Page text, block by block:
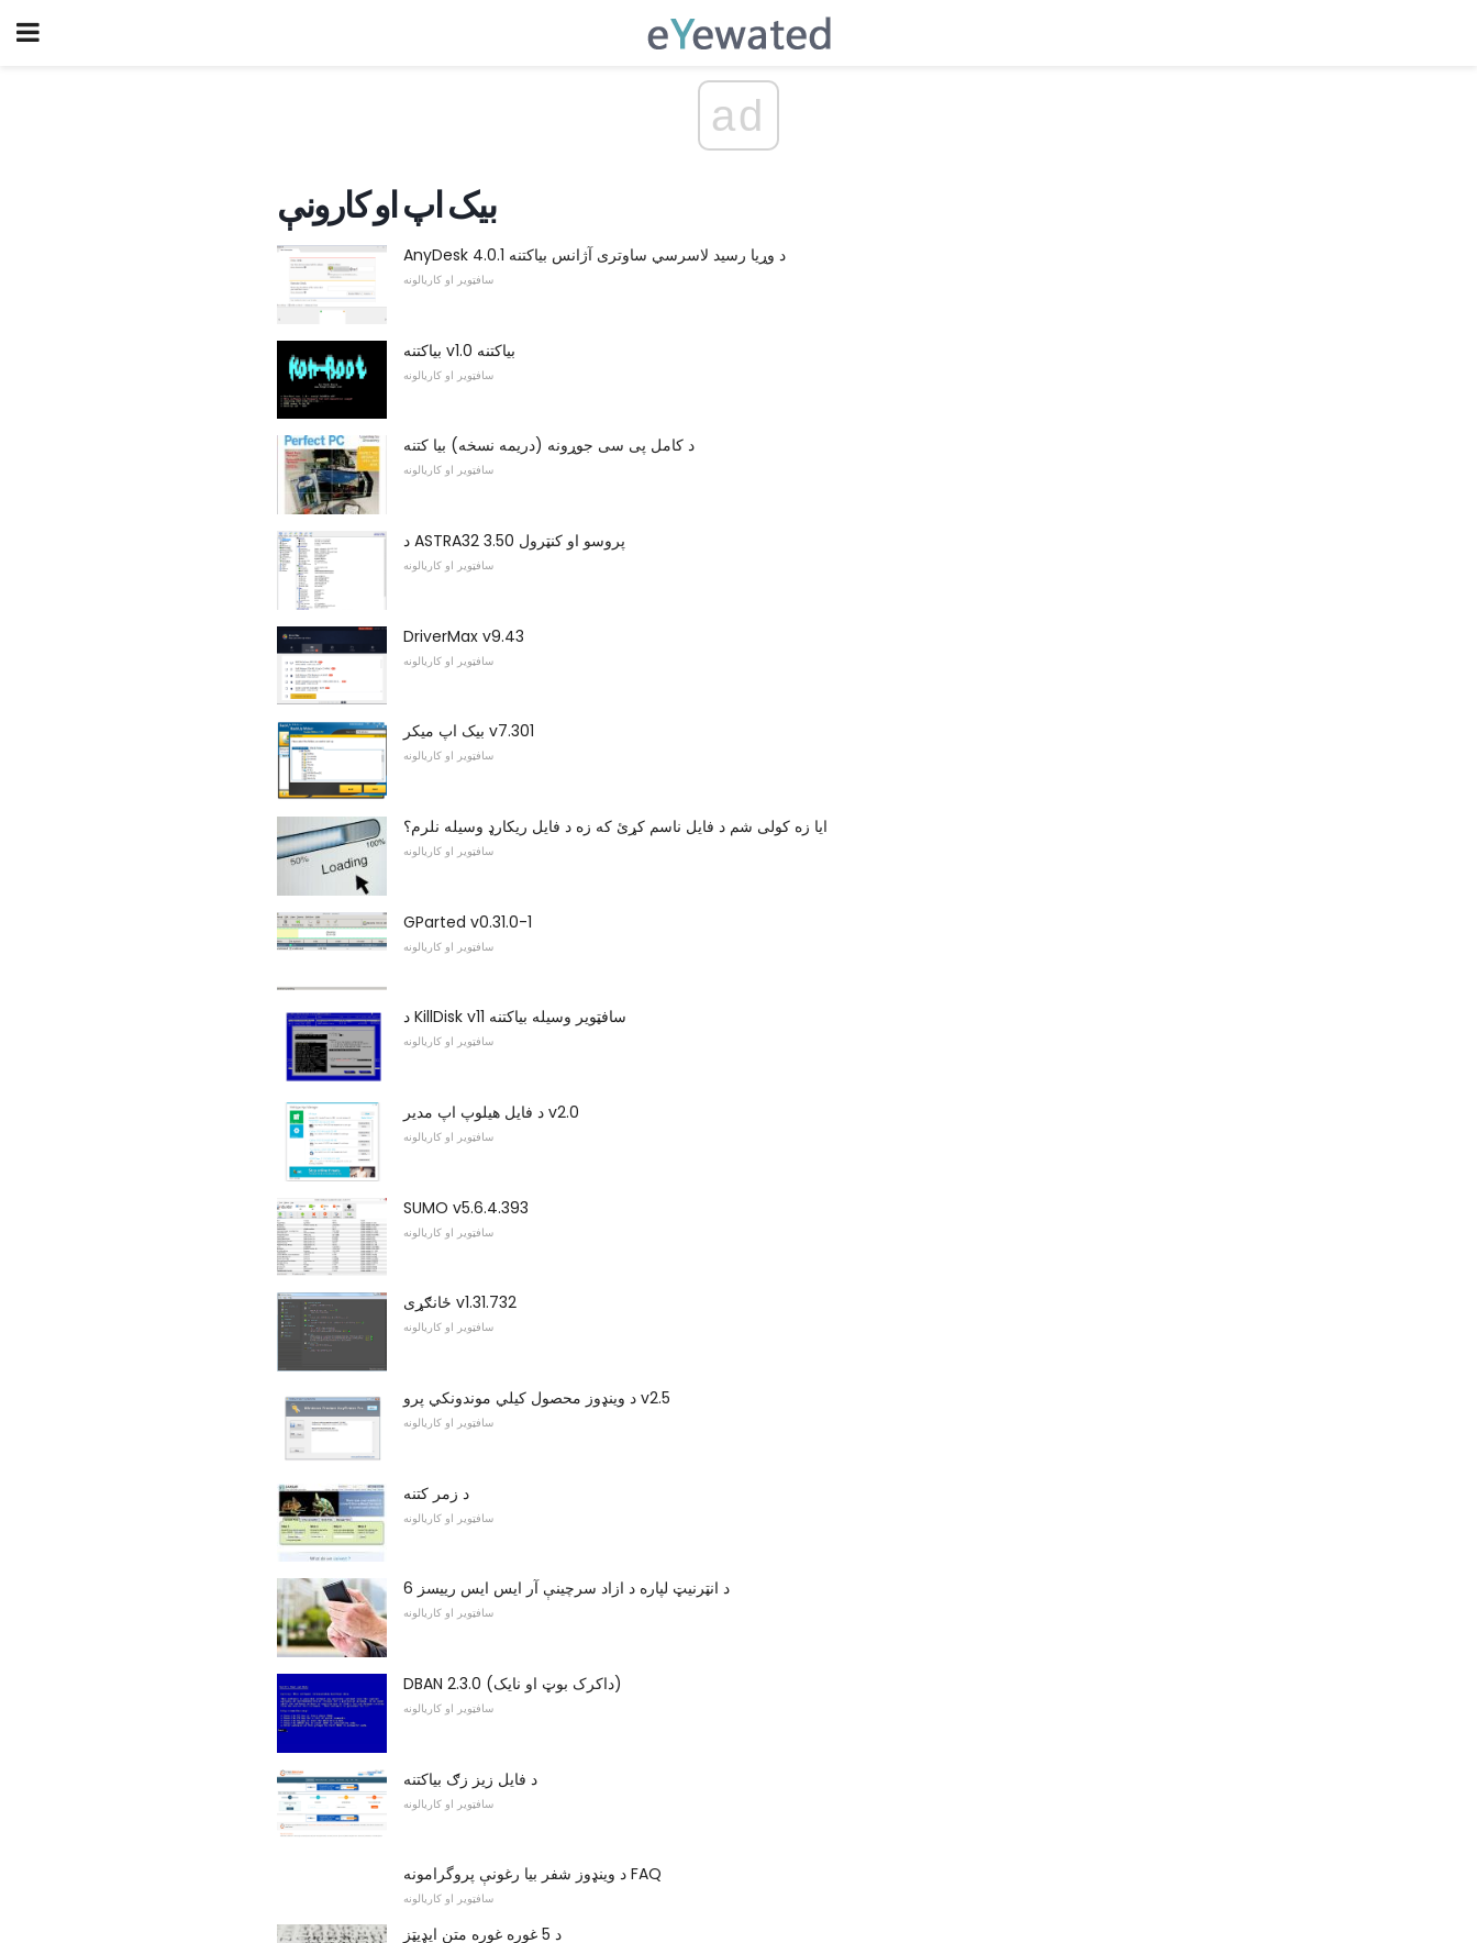
ad
بیک اپ او کارونې
AnyDesk 4.0.1 د وړیا رسيد لاسرسي ساوتری آژانس بیاکتنه
سافټویر او کاریالونه
بیاکتنه v1.0 بیاکتنه
سافټویر او کاریالونه
د کامل پی سی جوړونه (دریمه نسخه) بیا کتنه
سافټویر او کاریالونه
د ASTRA32 3.50 پروسو او کنټرول
سافټویر او کاریالونه
DriverMax v9.43
سافټویر او کاریالونه
بیک اپ میکر v7.301
سافټویر او کاریالونه
ایا زه کولی شم د فایل ناسم کړئ که زه د فایل ریکارډ وسیله نلرم؟
سافټویر او کاریالونه
GParted v0.31.0-1
سافټویر او کاریالونه
د KillDisk v11 سافټویر وسیله بیاکتنه
سافټویر او کاریالونه
د فایل هیلوپ اپ مدیر v2.0
سافټویر او کاریالونه
SUMO v5.6.4.393
سافټویر او کاریالونه
ځانګړی v1.31.732
سافټویر او کاریالونه
د وینډوز محصول کیلي موندونکي پرو v2.5
سافټویر او کاریالونه
د زمر کتنه
سافټویر او کاریالونه
6 د انټرنیټ لپاره د ازاد سرچینې آر ایس ایس رییسز
سافټویر او کاریالونه
DBAN 2.3.0 (داکرک بوټ او نایک)
سافټویر او کاریالونه
د فایل زیز زګ بیاکتنه
سافټویر او کاریالونه
د وینډوز شفر بیا رغونې پروگرامونه FAQ
سافټویر او کاریالونه
د 5 غوره غوره متن ایډیټز